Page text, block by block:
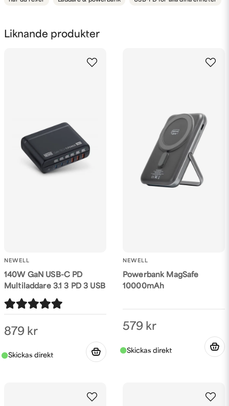
Liknande produkter
NEWELL
140W GaN USB-C PD
Multiladdare 3.1 3 PD 3 USB
879 kr
NEWELL
Powerbank MagSafe
10000mAh
579 kr